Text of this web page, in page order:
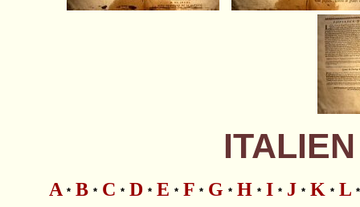
A * B * C * D * E * F * G * H * I * J * K * L *